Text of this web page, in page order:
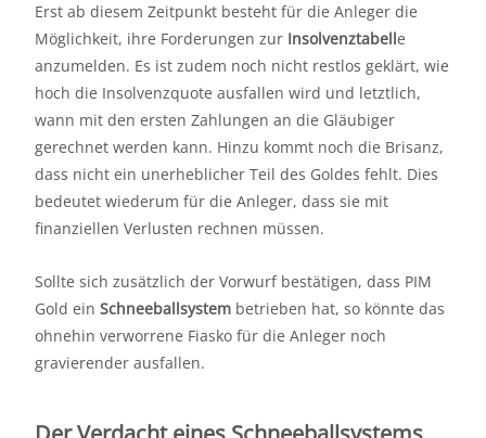
Erst ab diesem Zeitpunkt besteht für die Anleger die
Möglichkeit, ihre Forderungen zur Insolvenztabelle
anzumelden. Es ist zudem noch nicht restlos geklärt, wie
hoch die Insolvenzquote ausfallen wird und letztlich,
wann mit den ersten Zahlungen an die Gläubiger
gerechnet werden kann. Hinzu kommt noch die Brisanz,
dass nicht ein unerheblicher Teil des Goldes fehlt. Dies
bedeutet wiederum für die Anleger, dass sie mit
finanziellen Verlusten rechnen müssen.
Sollte sich zusätzlich der Vorwurf bestätigen, dass PIM
Gold ein Schneeballsystem betrieben hat, so könnte das
ohnehin verworrene Fiasko für die Anleger noch
gravierender ausfallen.